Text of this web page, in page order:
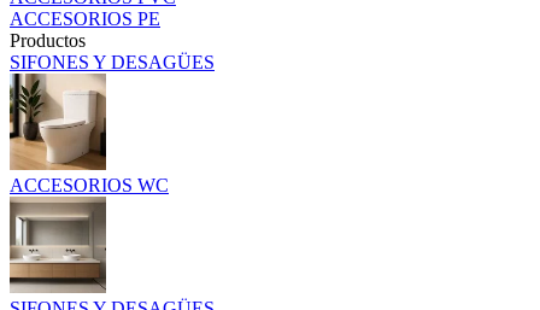
ACCESORIOS PE
Productos
SIFONES Y DESAGÜES
ACCESORIOS WC